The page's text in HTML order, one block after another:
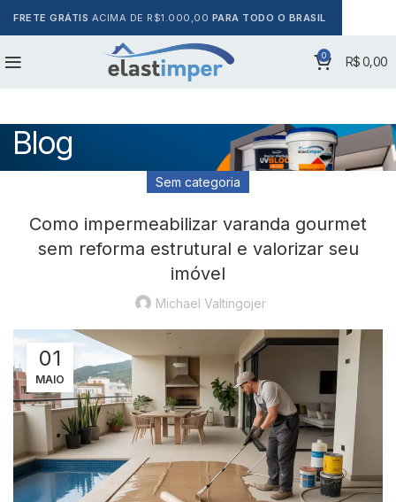
0 R$0,00
Blog
Sem categoria
Como impermeabilizar varanda gourmet
sem reforma estrutural e valorizar seu
imóvel
Michael Valtingojer
01
MAIO
FRETE GRÁTIS ACIMA DE R$1.000,00 PARA TODO O BRASIL